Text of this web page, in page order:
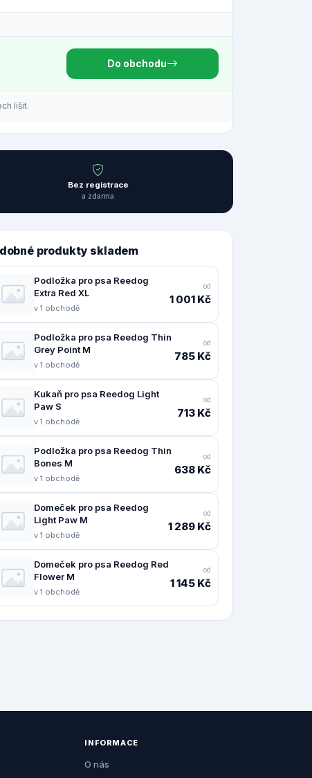
Do obchodu
lišit.
Bez registrace
a zdarma
produkty skladem
Podložka pro psa Reedog
Extra Red XL
v 1 obchodě
od
1 001 Kč
Podložka pro psa Reedog Thin
Grey Point M
v 1 obchodě
od
785 Kč
Kukaň pro psa Reedog Light
Paw S
v 1 obchodě
od
713 Kč
Podložka pro psa Reedog Thin
Bones M
v 1 obchodě
od
638 Kč
Domeček pro psa Reedog
Light Paw M
v 1 obchodě
od
1 289 Kč
Domeček pro psa Reedog Red
Flower M
v 1 obchodě
od
1 145 Kč
INFORMACE
O nás